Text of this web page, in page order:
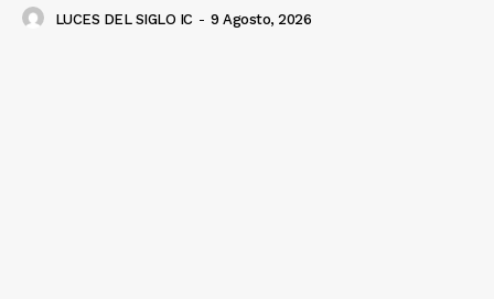
LUCES DEL SIGLO IC - 9 Agosto, 2026